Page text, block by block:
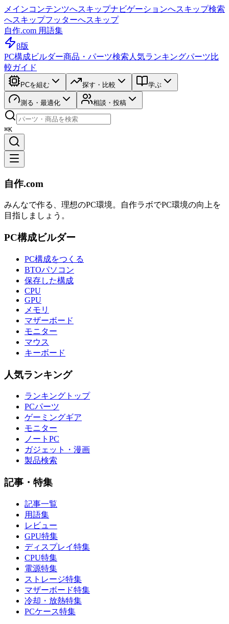
メインコンテンツへスキップナビゲーションへスキップ検索
へスキップフッターへスキップ
自作.com 用語集
β版
PC構成ビルダー商品・パーツ検索 人気ランキングパーツ比
較ガイド
PCを組む 探す・比較 学ぶ
測る・最適化 相談・投稿
⌘K
自作.com
みんなで作る、理想のPC環境。 自作ラボでPC環境の向上を
目指しましょう。
PC構成ビルダー
PC構成をつくる
BTOパソコン
保存した構成
CPU
GPU
メモリ
マザーボード
モニター
マウス
キーボード
人気ランキング
ランキングトップ
PCパーツ
ゲーミングギア
モニター
ノートPC
ガジェット・漫画
製品検索
記事・特集
記事一覧
用語集
レビュー
GPU特集
ディスプレイ特集
CPU特集
電源特集
ストレージ特集
マザーボード特集
冷却・放熱特集
PCケース特集